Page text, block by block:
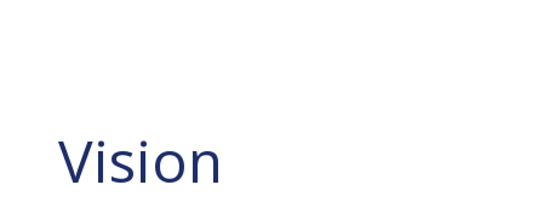
Vision